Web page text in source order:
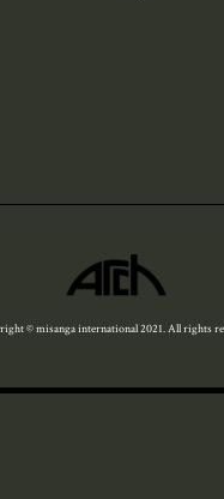
© misanga international 2021. All rights